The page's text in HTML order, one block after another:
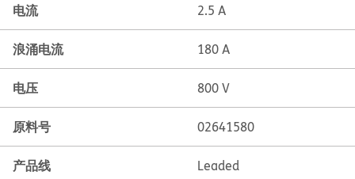
电流 2.5 A
浪涌电流 180 A
电压 800 V
原料号 02641580
产品线 Leaded